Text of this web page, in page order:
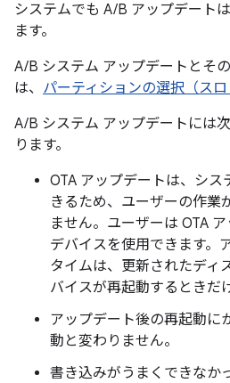
システムでも A/B アップデート
ます。
A/B システム アップデートとそ
は、 パーティションの選択（スロ
A/B システム アップデートには
ります。
OTA アップデートは、シ
きるため、ユーザーの作業
ません。ユーザーは OTA
デバイスを使用できます。
タイムは、更新されたディ
バイスが再起動するときだ
アップデート後の再起動に
動と変わりません。
書き込みがうまくできなか